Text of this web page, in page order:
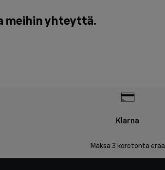
meihin yhteyttä.
Klarna
Maksa 3 korotonta erää